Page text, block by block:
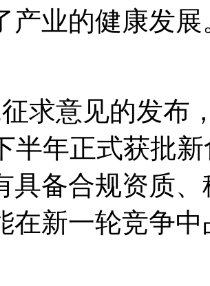
产业的健康发展
求意见的发布
半年正式获批
具备合规资质
在新一轮竞争